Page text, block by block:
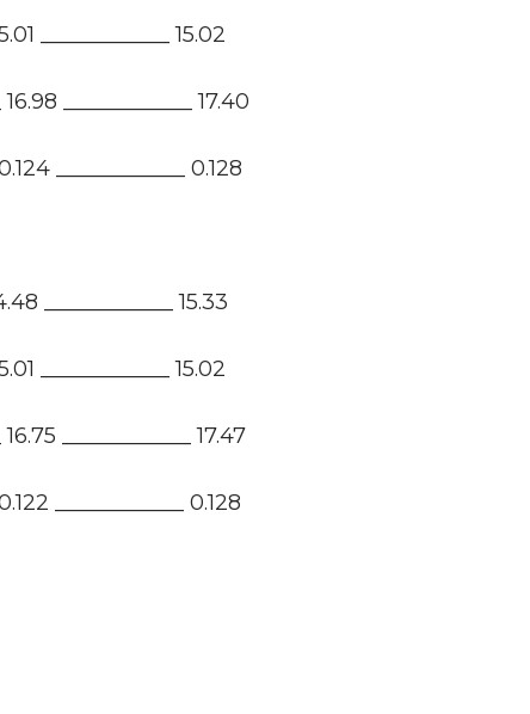
____________ 15.02
____________ 17.40
____________ 0.128
____________ 15.33
____________ 15.02
____________ 17.47
____________ 0.128